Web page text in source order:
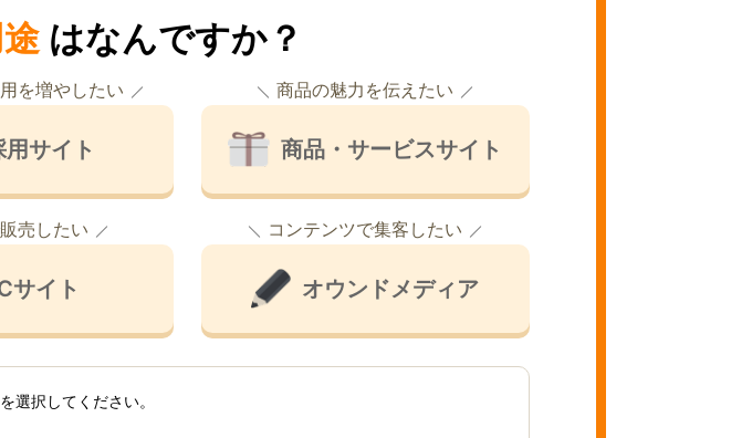
はなんですか？
を増やしたい
用サイト
商品の魅力を伝えたい
商品・サービスサイト
売したい
サイト
コンテンツで集客したい
オウンドメディア
選択してください。